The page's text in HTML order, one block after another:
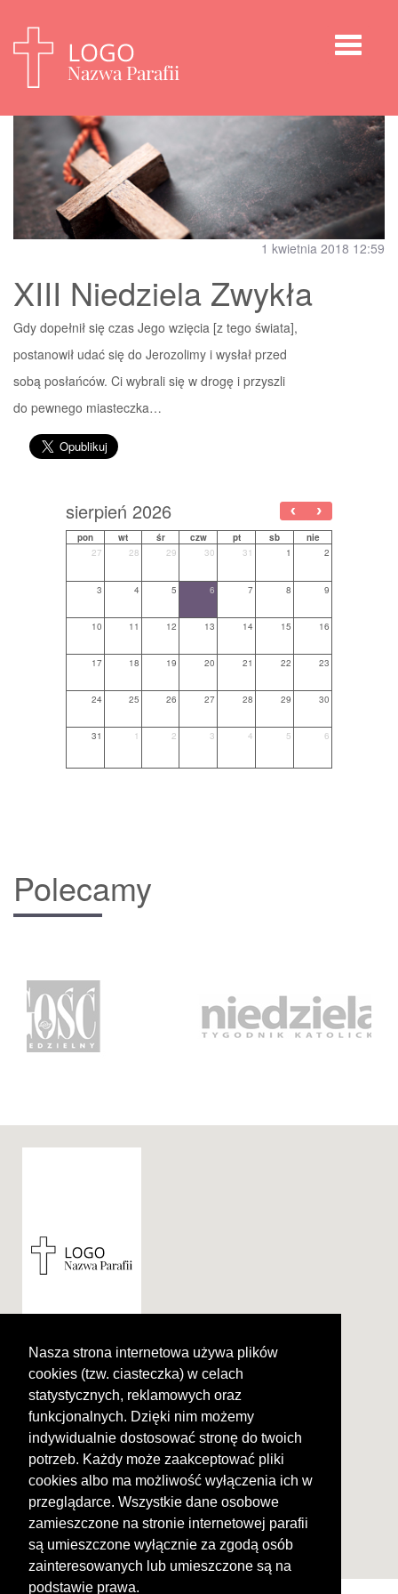
Nasza strona internetowa używa plików
cookies (tzw. ciasteczka) w celach
statystycznych, reklamowych oraz
funkcjonalnych. Dzięki nim możemy
indywidualnie dostosować stronę do twoich
potrzeb. Każdy może zaakceptować pliki
cookies albo ma możliwość wyłączenia ich w
przeglądarce. Wszystkie dane osobowe
zamieszczone na stronie internetowej parafii
są umieszczone wyłącznie za zgodą osób
zainteresowanych lub umieszczone są na
podstawie prawa.
1 kwietnia 2018 12:59
XIII Niedziela Zwykła
Gdy dopełnił się czas Jego wzięcia [z tego świata],
postanowił udać się do Jerozolimy i wysłał przed
sobą posłańców. Ci wybrali się w drogę i przyszli
do pewnego miasteczka…
sierpień 2026
pon wt śr czw pt sb
nie
27
28 29 30 31 1 2
3 4 5 6 7 8 9
10 11 12 13 14 15 16
17 18 19 20 21 22 23
24 25 26 27 28 29 30
31 1 2 3 4 5 6
Polecamy
367 Kraków
tel: 58 820 85 82
logo@nazwaparafi.pl